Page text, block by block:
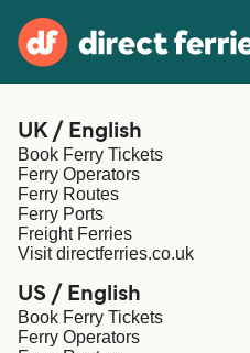
Countries
Special Offers
Blog
UK / English
Book Ferry Tickets
Ferry Operators
Ferry Routes
Ferry Ports
Freight Ferries
Visit directferries.co.uk
US / English
Book Ferry Tickets
Ferry Operators